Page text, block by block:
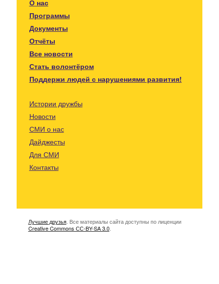
О нас
Программы
Документы
Отчёты
Все новости
Стать волонтёром
Поддержи людей с нарушениями развития!
Истории дружбы
Новости
СМИ о нас
Дайджесты
Для СМИ
Контакты
Лучшие друзья. Все материалы сайта доступны по лиценции
Creative Commons СС-BY-SA 3.0.